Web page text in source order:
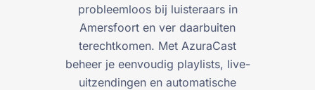
probleemloos bij luisteraars in
Amersfoort en ver daarbuiten
terechtkomen. Met AzuraCast
beheer je eenvoudig playlists, live-
uitzendingen en automatische